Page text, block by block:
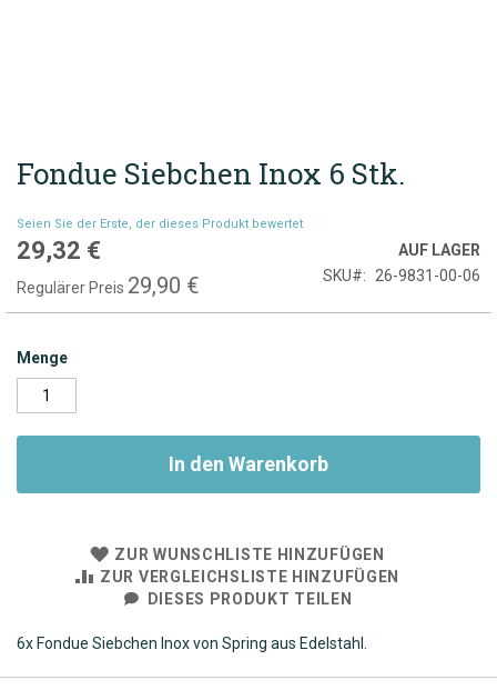
Zum
Anfang
springen
Fondue Siebchen Inox 6 Stk.
Seien Sie der Erste, der dieses Produkt bewertet
Sonderpreis
29,32 €
Regulärer Preis 29,90 €
AUF LAGER
SKU
26-9831-00-06
Menge
In den Warenkorb
ZUR WUNSCHLISTE HINZUFÜGEN
ZUR VERGLEICHSLISTE HINZUFÜGEN
DIESES PRODUKT TEILEN
6x Fondue Siebchen Inox von Spring aus Edelstahl.